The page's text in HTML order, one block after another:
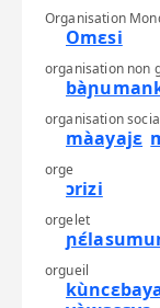
Organisation
Omɛsi
organisation non
organisation
màayajɛ
orge
ɔrizi
orgelet
orgueil